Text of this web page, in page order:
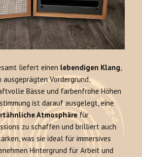
liefert einen lebendigen Klang,
ausgeprägten Vordergrund,
Bässe und farbenfrohe Höhen
ist darauf ausgelegt, eine
Atmosphärefür
zu schaffen und brilliert auch
was sie ideal für immersives
Hintergrund für Arbeit und